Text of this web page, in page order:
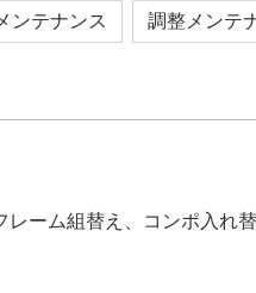
ンテナンス 調整メンテ
ーム組替え、コンポ入れ